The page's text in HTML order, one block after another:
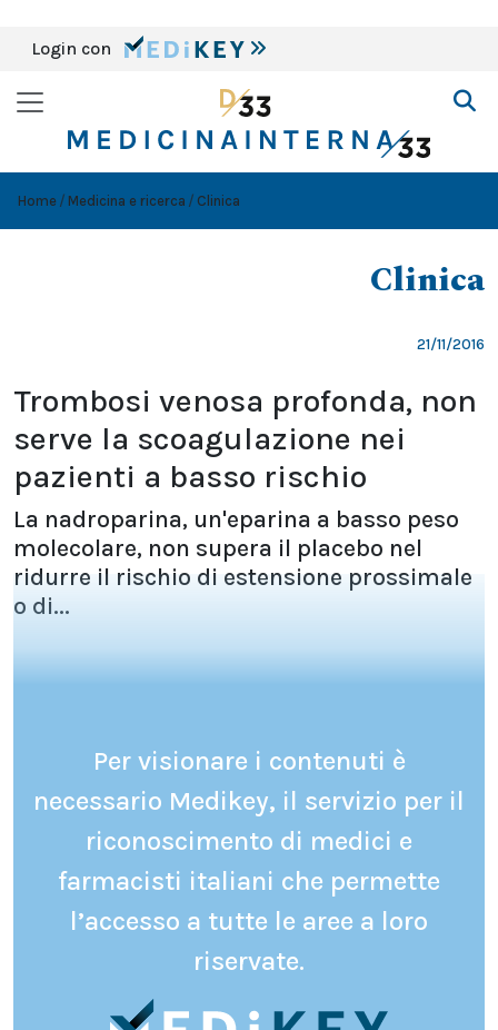
Login con
Home Medicina e ricerca Clinica
Clinica
21/11/2016
Trombosi venosa profonda, non
serve la scoagulazione nei
pazienti a basso rischio
La nadroparina, un'eparina a basso peso
molecolare, non supera il placebo nel
ridurre il rischio di estensione prossimale
o di...
Per visionare i contenuti è
necessario Medikey, il servizio per il
riconoscimento di medici e
farmacisti italiani che permette
l’accesso a tutte le aree a loro
riservate.